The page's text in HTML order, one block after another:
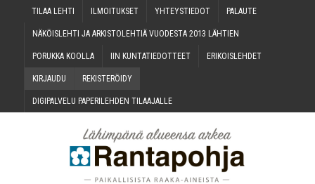
TILAA LEH­TI ILMOI­TUK­SET YHTEYS­TIE­DOT PALAU­TE
NÄKÖIS­LEH­TI JA ARKIS­TO­LEH­TIÄ VUO­DES­TA 2013 LÄHTIEN
PORUK­KA KOOLLA IIN KUN­TA­TIE­DOT­TEET ERI­KOIS­LEH­DET
KIR­JAU­DU REKIS­TE­RÖI­DY
DIGI­PAL­VE­LU PAPE­RI­LEH­DEN TILAAJALLE